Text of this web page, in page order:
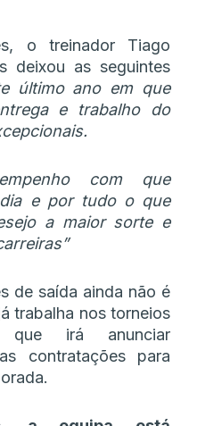
o treinador Tiago
deixou as seguintes
último ano em que
e trabalho do
com que
e por tudo o que
a maior sorte e
de saída ainda não é
trabalha nos torneios
que irá anunciar
contratações para